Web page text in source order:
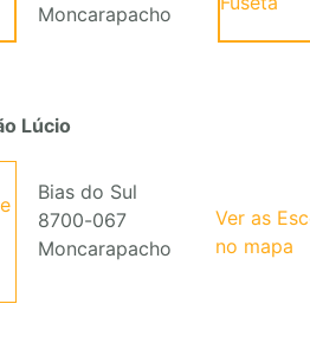
Moncarapacho
Lúcio
Bias do Sul
8700-067
Moncarapacho
Ver as
no mapa